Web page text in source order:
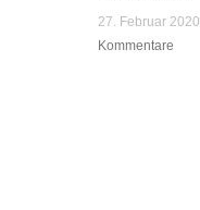
27. Februar 2020
Kommentare